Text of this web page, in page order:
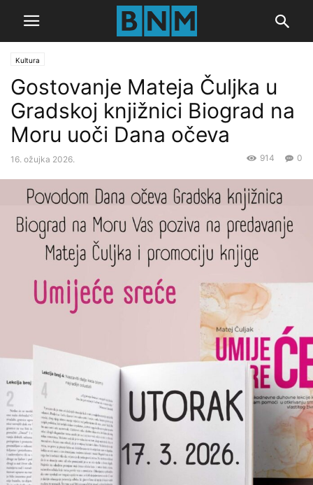
Kultura
Gostovanje Mateja Čuljka u
Gradskoj knjižnici Biograd na
Moru uoči Dana očeva
16. ožujka 2026. 0
914